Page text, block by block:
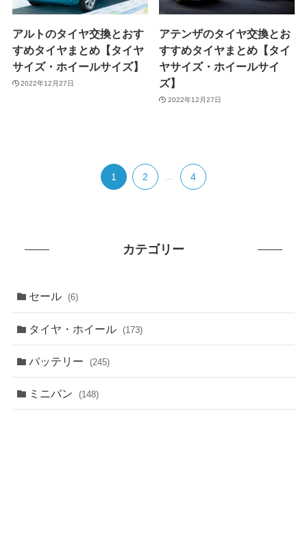
アルトのタイヤ交換とおす
すめタイヤまとめ【タイヤ
サイズ・ホイールサイズ】
2022年12月27日
アテンザのタイヤ交換とお
すすめタイヤまとめ【タイ
ヤサイズ・ホイールサイ
ズ】
2022年12月27日
1 2 ... 4
カテゴリー
セール (6)
タイヤ・ホイール (173)
バッテリー (245)
ミニバン (148)